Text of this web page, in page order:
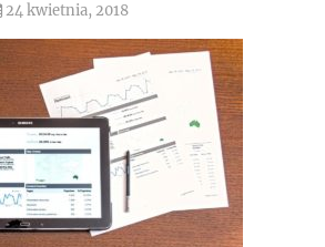
24 kwietnia, 2018